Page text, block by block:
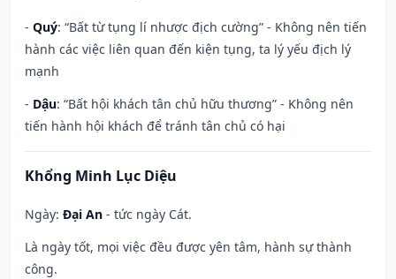
- Quý: “Bất từ tụng lí nhược địch cường” - Không nên tiến
hành các việc liên quan đến kiện tụng, ta lý yếu địch lý
mạnh
- Dậu: “Bất hội khách tân chủ hữu thương” - Không nên
tiến hành hội khách để tránh tân chủ có hại
Khổng Minh Lục Diệu
Ngày: Đại An - tức ngày Cát.
Là ngày tốt, mọi việc đều được yên tâm, hành sự thành
công.